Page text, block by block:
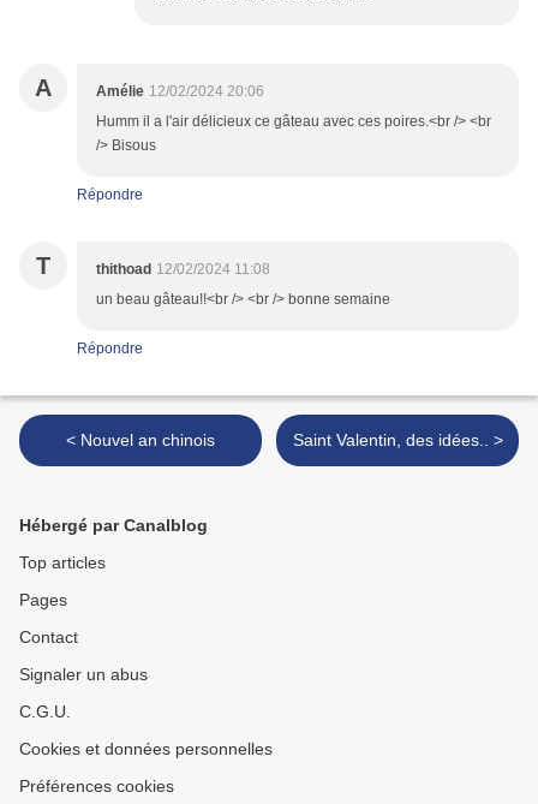
A Amélie 12/02/2024 20:06
Humm il a l'air délicieux ce gâteau avec ces poires.<br /> <br
/> Bisous
Répondre
T thithoad 12/02/2024 11:08
un beau gâteau!!<br /> <br /> bonne semaine
Répondre
< Nouvel an chinois Saint Valentin, des idées.. >
Hébergé par Canalblog
Top articles
Pages
Contact
Signaler un abus
C.G.U.
Cookies et données personnelles
Préférences cookies